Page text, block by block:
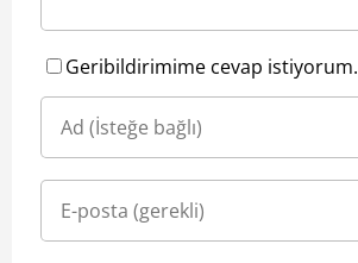
Geribildirimime cevap istiyorum.